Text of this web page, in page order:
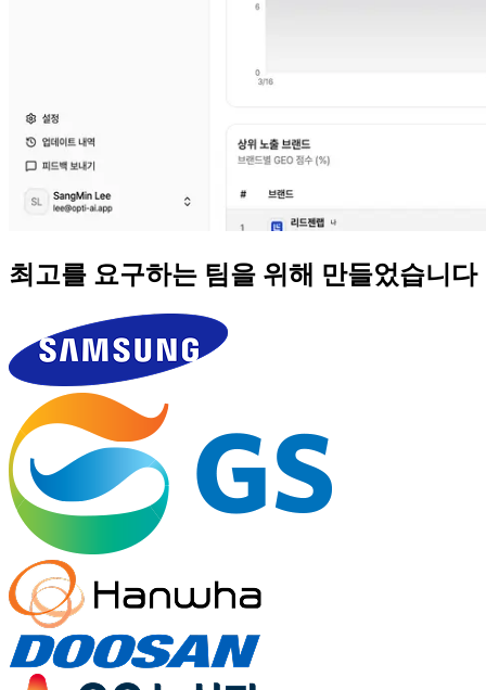
최고를 요구하는 팀을 위해 만들었습니다